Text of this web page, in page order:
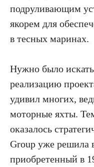
подруливающим
якорем для
в тесных маринах.
Нужно было искать
реализацию
удивил многих,
моторные яхты.
оказалось
Group уже решила
приобретенный в